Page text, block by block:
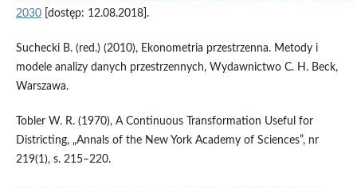
2030[dostęp: 12.08.2018].
Suchecki B. (red.) (2010), Ekonometria przestrzenna. Metody i
modele analizy danych przestrzennych, Wydawnictwo C. H. Beck,
Warszawa.
Tobler W. R. (1970), A Continuous Transformation Useful for
Districting, „Annals of the New York Academy of Sciences”, nr
219(1), s. 215–220.